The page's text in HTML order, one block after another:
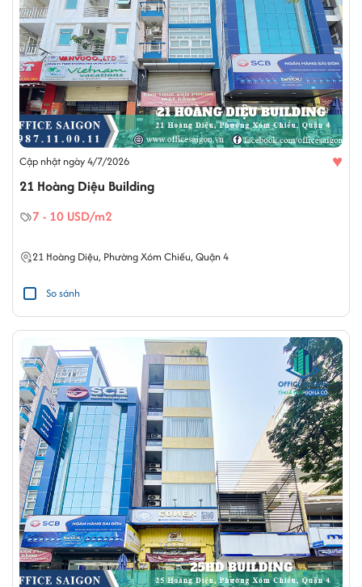
Cập nhật ngày 4/7/2026 ♥
21 Hoàng Diệu Building
7 - 10 USD/m2
21 Hoàng Diệu, Phường Xóm Chiếu, Quận 4
So sánh